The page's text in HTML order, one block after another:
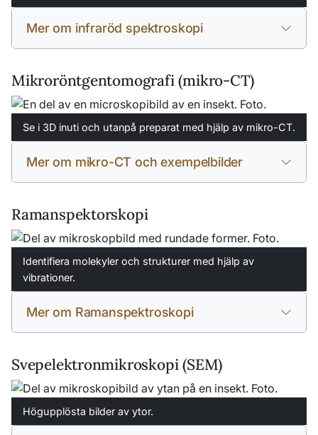
Mer om infraröd spektroskopi
Mikroröntgentomografi (mikro-CT)
Se i 3D inuti och utanpå preparat med hjälp av mikro-CT.
Mer om mikro-CT och exempelbilder
Ramanspektorskopi
Identifiera molekyler och strukturer med hjälp av
vibrationer.
Mer om Ramanspektroskopi
Svepelektronmikroskopi (SEM)
Högupplösta bilder av ytor.